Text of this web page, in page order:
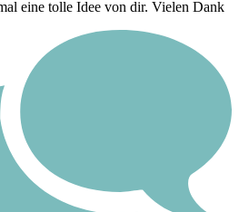
eine tolle Idee von dir. Vielen Dank